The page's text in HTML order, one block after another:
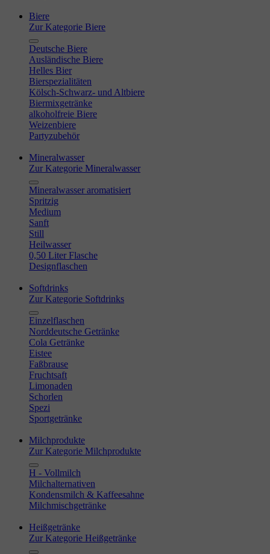
Biere
Zur Kategorie Biere
Deutsche Biere
Ausländische Biere
Helles Bier
Bierspezialitäten
Kölsch-Schwarz- und Altbiere
Biermixgetränke
alkoholfreie Biere
Weizenbiere
Partyzubehör
Mineralwasser
Zur Kategorie Mineralwasser
Mineralwasser aromatisiert
Spritzig
Medium
Sanft
Still
Heilwasser
0,50 Liter Flasche
Designflaschen
Softdrinks
Zur Kategorie Softdrinks
Einzelflaschen
Norddeutsche Getränke
Cola Getränke
Eistee
Faßbrause
Fruchtsaft
Limonaden
Schorlen
Spezi
Sportgetränke
Milchprodukte
Zur Kategorie Milchprodukte
H - Vollmilch
Milchalternativen
Kondensmilch & Kaffeesahne
Milchmischgetränke
Heißgetränke
Zur Kategorie Heißgetränke